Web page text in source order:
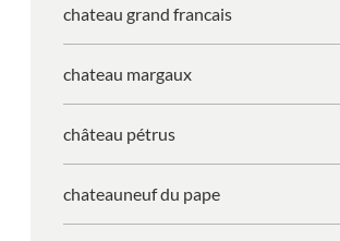
chateau grand francais
chateau margaux
château pétrus
chateauneuf du pape